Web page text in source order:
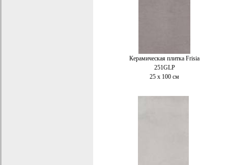
Керамическая плитка Frisia
251GLP
25 x 100 см